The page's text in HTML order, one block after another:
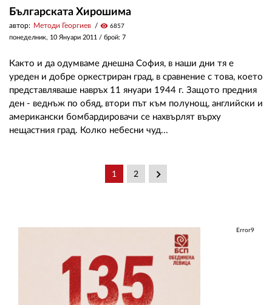
Българската Хирошима
автор: Методи Георгиев visibility 6857
понеделник, 10 Януари 2011 / брой: 7
Както и да одумваме днешна София, в наши дни тя е
уреден и добре оркестриран град, в сравнение с това, което
представляваше навръх 11 януари 1944 г. Защото предния
ден - веднъж по обяд, втори път към полунощ, английски и
американски бомбардировачи се нахвърлят върху
нещастния град. Колко небесни чуд...
1 2 keyboard_arrow_right
Error9